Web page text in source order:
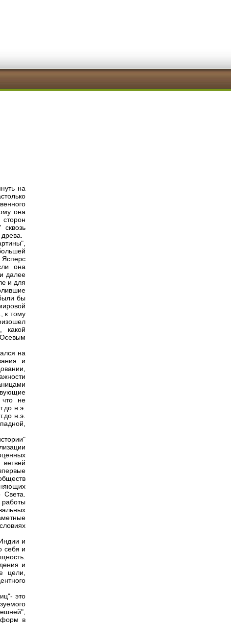
на
она
она
далее
и для
бы
к тому
какой
на
и
что не
н.э.
н.э.
и
себя и
и
цели,
это
форм в